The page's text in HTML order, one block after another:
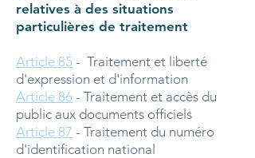
relatives à des situations
particulières de traitement
Article 85 - Traitement et liberté
d'expression et d'information
Article 86 - Traitement et accès du
public aux documents officiels
Article 87 - Traitement du numéro
d'identification national